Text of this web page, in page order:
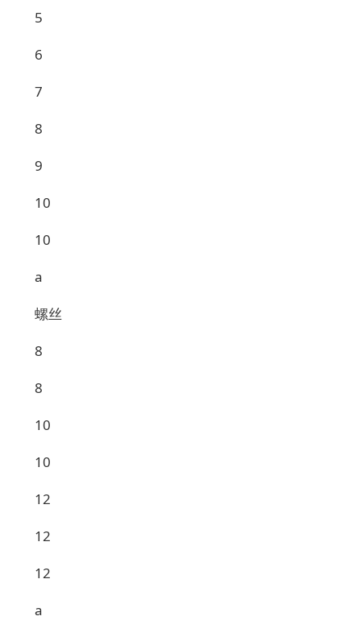
5
6
7
8
9
10
10
a
螺丝
8
8
10
10
12
12
12
a